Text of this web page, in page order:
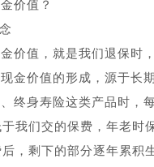
价值？
价值，就是我们退保时
金价值的形成，源于长
终身寿险这类产品时，
我们交的保费，年老时
，剩下的部分逐年累积